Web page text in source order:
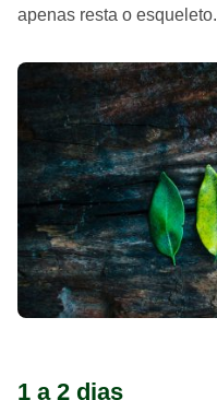
apenas resta o esqueleto.
1 a 2 dias